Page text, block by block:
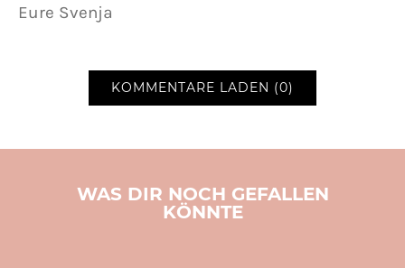
Eure Svenja
KOMMENTARE LADEN (0)
WAS DIR NOCH GEFALLEN
KÖNNTE